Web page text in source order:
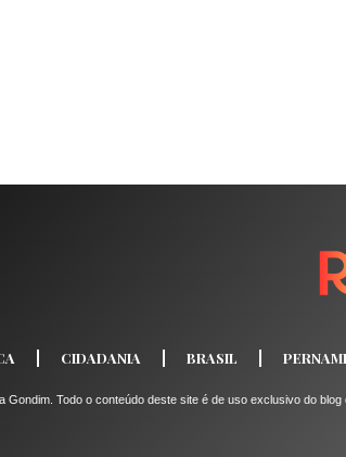
CIDADANIA BRASIL
Gondim. Todo o conteúdo deste site é de uso exclusivo do